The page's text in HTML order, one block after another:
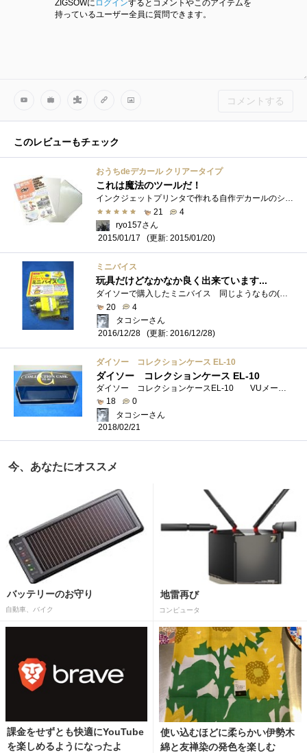
ZIGSOWに ログインするとコメントやこのアイテムを
持っているユーザー全員に質問できます。
コメントする
このレビューもチェック
おうちdeデカール クリアータイプ
これは魔法のツールだ！
インクジェットプリンタで作れる自作デカールのシート。 使い方としては印刷シートにに鏡像(左右反転)で印刷→乾燥後保護フィルムを貼り→カ�...
21
4
ryo157さん
2015/01/17
(更新: 2015/01/20)
ミニバイス
玩具だけどなかなか良く出来ています...
ダイソーで購入したミニバイス 同じようなもの(と言うか同じもの ST-80で検索できます）が他の業者からも発売されています ミニバイスは小�...
20
4
タコシーさん
2016/12/28
(更新: 2016/12/28)
ダイソー コレクションケース EL-10
ダイソー コレクションケース EL-10
18
0
タコシーさん
2018/02/21
今、あなたにオススメ
バッテリーのお守り
自動車、バイク
地雷再び
コンピュータ
課金をせずとも快適にYouTube
を楽しめるようになったよ
使い込むほどに柔らかい伊勢木
綿と友禅染の発色を楽しむ